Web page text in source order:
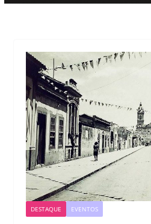
DESTAQUE EVENTOS